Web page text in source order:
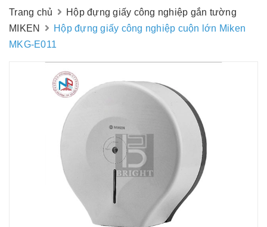
Trang chủ
Hộp đựng giấy công nghiệp gắn tường
MIKEN
Hộp đựng giấy công nghiệp cuộn lớn Miken
MKG-E011